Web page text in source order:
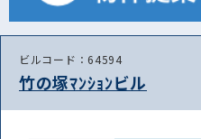
ビルコード：64594
竹の塚ﾏﾝｼｮﾝビル